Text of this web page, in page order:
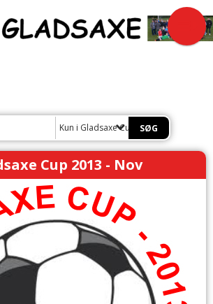
Kun i Gladsaxe Cup
Cup 2013 - Nov